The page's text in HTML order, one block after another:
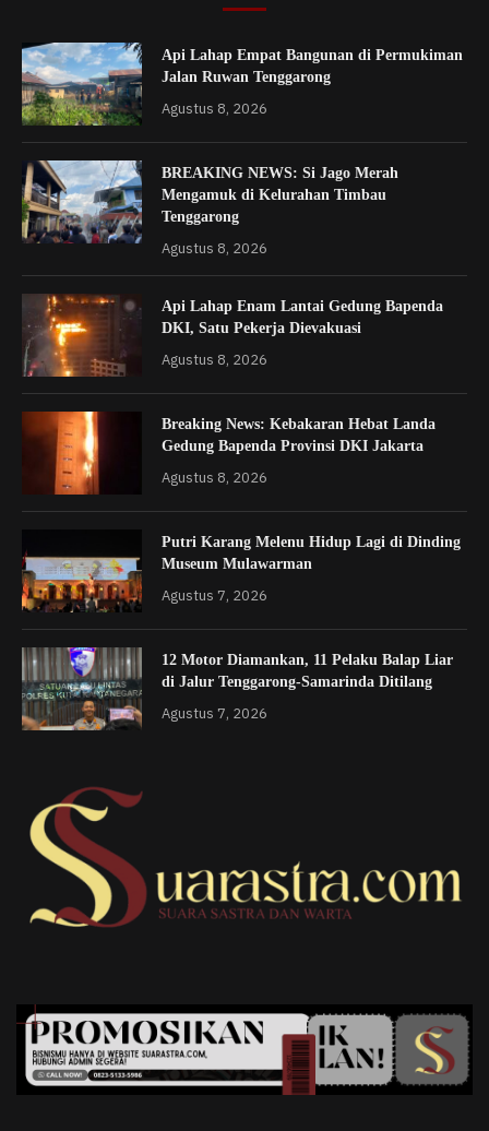
Api Lahap Empat Bangunan di Permukiman
Jalan Ruwan Tenggarong
Agustus 8, 2026
BREAKING NEWS: Si Jago Merah
Mengamuk di Kelurahan Timbau
Tenggarong
Agustus 8, 2026
Api Lahap Enam Lantai Gedung Bapenda
DKI, Satu Pekerja Dievakuasi
Agustus 8, 2026
Breaking News: Kebakaran Hebat Landa
Gedung Bapenda Provinsi DKI Jakarta
Agustus 8, 2026
Putri Karang Melenu Hidup Lagi di Dinding
Museum Mulawarman
Agustus 7, 2026
12 Motor Diamankan, 11 Pelaku Balap Liar
di Jalur Tenggarong-Samarinda Ditilang
Agustus 7, 2026